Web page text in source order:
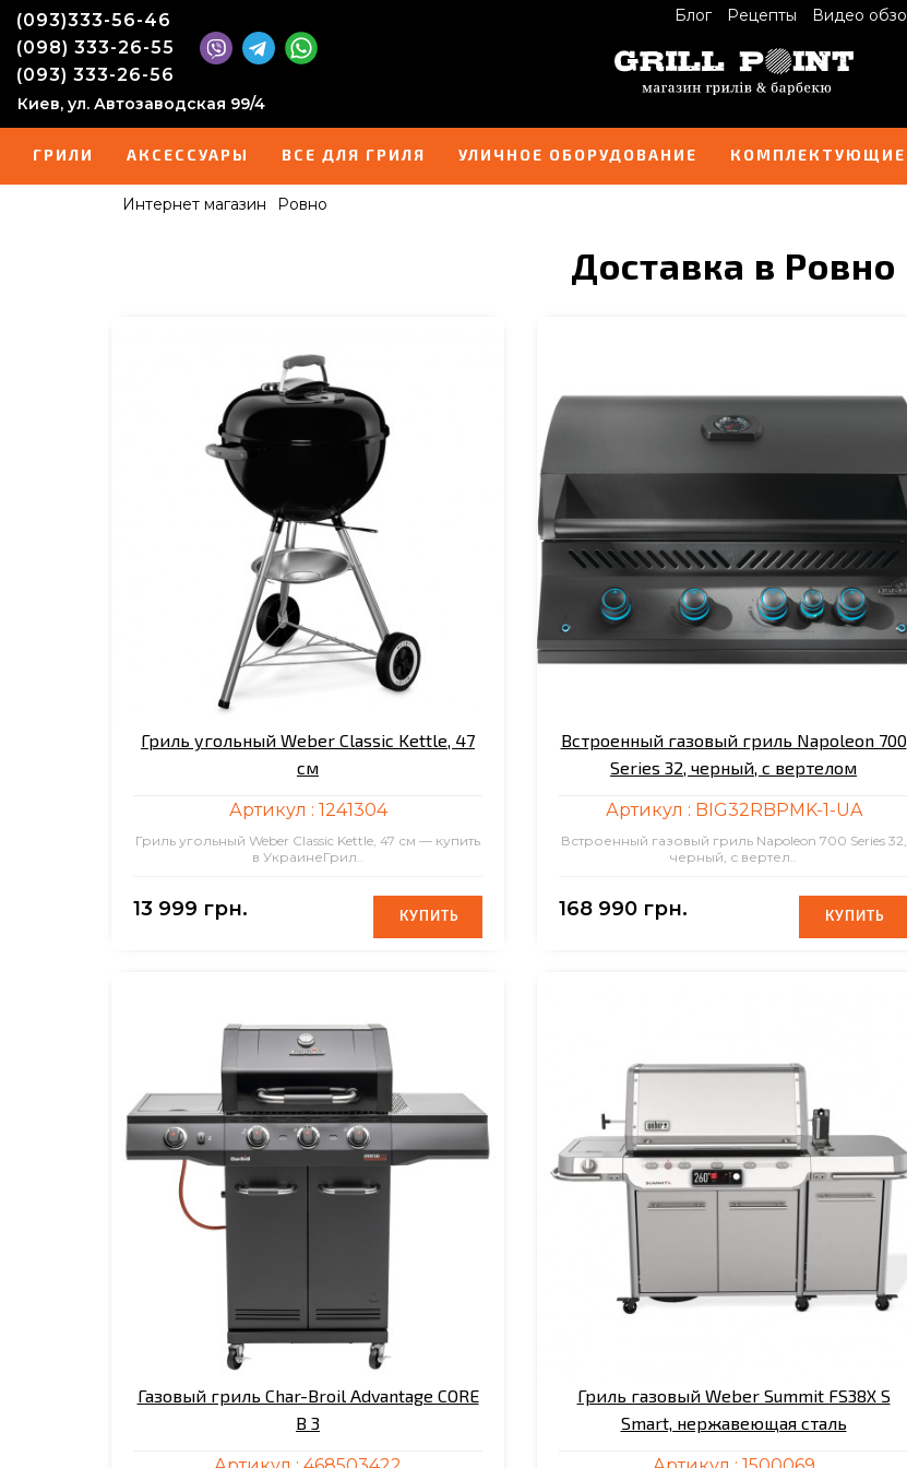
Блог Рецепты Видео
(093)333-56-46
(098) 333-26-55
(093) 333-26-56
Киев, ул. Автозаводская 99/4
ГРИЛИ АКСЕССУАРЫ ВСЕ ДЛЯ ГРИЛЯ УЛИЧНОЕ ОБОРУДОВАНИЕ КОМПЛЕКТУЮЩИЕ
Интернет магазин Ровно
Доставка в Ровно
Гриль угольный Weber Classic Kettle, 47
см
Артикул : 1241304
Гриль угольный Weber Classic Kettle, 47 см — купить
в УкраинеГрил..
13 999 грн. КУПИТЬ
КУПИТЬ
Встроенный газовый гриль Napoleon 700
Series 32, черный, с вертелом
Артикул : BIG32RBPMK-1-UA
Встроенный газовый гриль Napoleon 700 Series 32,
черный, с вертел..
168 990 грн. КУПИТЬ
КУПИТЬ
Газовый гриль Char-Broil Advantage CORE
B 3
Гриль газовый Weber Summit FS38X S
Smart, нержавеющая сталь